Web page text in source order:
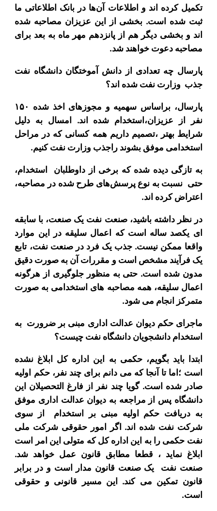
تکمیل کرده اند و اطلاعات آن‌ها در بانک اطلاعاتی ما
ثبت شده است. بخشی از این عزیزان مصاحبه شده
اند و بخشی دیگر هم از پانزدهم مهر ماه به بعد برای
مصاحبه دعوت خواهند شد.
پارسال چه تعدادی از دانش آموختگان دانشگاه نفت
جذب وزارت نفت شده اند؟
پارسال، براساس سهمیه و مجوزهای اخذ شده ۱۵۰
نفر از عزیزان،استخدام شده اند. امسال به دلیل
شرایط بهتر ،تصمیم داریم همه کسانی که در مراحل
استخدامی موفق بشوند راجذب وزارت نفت کنیم.
به تازگی دیده شده که برخی از داوطلبان استخدام،
حتی نسبت به نوع پرسش‌های طرح شده در مصاحبه،
اعتراض کرده اند.
در نظر داشته باشید، صنعت نفت یک صنعت، با سابقه
ای یکصد ساله است که اعمال سلیقه در این موارد
واقعا ممکن نیست. جذب یک فرد در صنعت نفت، تابع
یک فرآیند مشخص است و مقررات آن به صورت دقیق
مدون شده است. حتی به منظور جلوگیری از هرگونه
اعمال سلیقه، همه مصاحبه های استخدامی به صورت
متمرکز انجام می شود.
ماجرای حکم دیوان عدالت اداری مبنی بر ضرورت به
استخدام دانشجویان دانشگاه نفت چیست؟
ابتدا باید بگویم، حکمی به این اداره کل ابلاغ نشده
است ؛اما تا آنجا که می دانم برای چند نفر، حکم اولیه
صادر شده است. گویا چند نفر از فارغ التحصیلان این
دانشگاه پس از مراجعه به دیوان عدالت اداری موفق
به دریافت حکم اولیه مبنی بر استخدام از سوی
شرکت نفت شده اند. اگر امور حقوقی شرکت ملی
نفت حکمی را به این اداره کل که متولی این امر است
ابلاغ نماید ، قطعا مطابق قانون عمل خواهد شد.
صنعت نفت یک صنعت قانون مدار است و در برابر
قانون تمکین می کند. این مسیر قانونی و حقوقی
است.